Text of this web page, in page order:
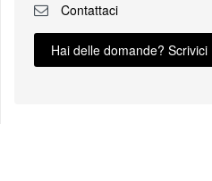
Contattaci
Hai delle domande? Scrivici